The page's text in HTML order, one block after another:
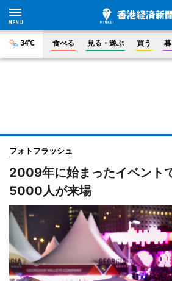
34°C 食べる 見る・遊ぶ 買う
フォトフラッシュ
2009年に始まったイベント
5000人が来場